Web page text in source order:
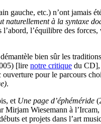
gauche, etc.) n’ont jamais
naturellement à la syntaxe
l’abord, l’équilibre des forces,
bien sûr les
[lire notre critique du CD],
pour le parcours
.
et Une page d’éphéméride
Mirjam Wiesemann à
et projets dans l’art